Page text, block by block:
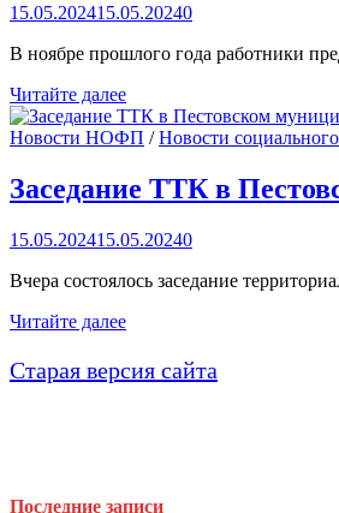
15.05.202415.05.20240
В ноябре прошлого года работники
Коллективный
договор
заключён
Читайте далее
Новости НОФП /Новости
Заседание ТТК в
15.05.202415.05.20240
Вчера состоялось заседание
Заседание
в
Пестовском
Читайте далее
Старая версия сайта
Последние записи